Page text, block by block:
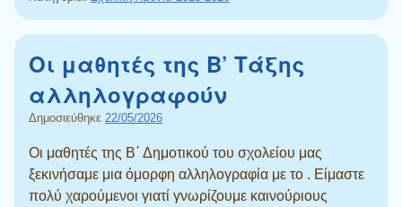
Οι μαθητές της Β’ Τάξης
αλληλογραφούν
Δημοσιεύθηκε 22/05/2026
Οι μαθητές της Β΄ Δημοτικού του σχολείου μας
ξεκινήσαμε μια όμορφη αλληλογραφία με το . Είμαστε
πολύ χαρούμενοι γιατί γνωρίζουμε καινούριους